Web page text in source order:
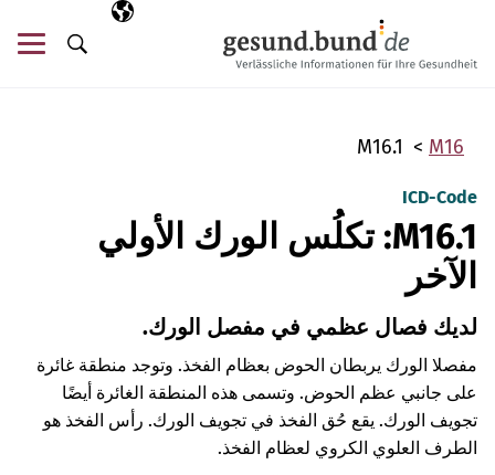
اللغة المختارة
AR
البحث
M16
M16.1
ICD-Code
M16.1: تكلُس الورك الأولي
الآخر
لديك فصال عظمي في مفصل الورك.
مفصلا الورك يربطان الحوض بعظام الفخذ. وتوجد منطقة غائرة
على جانبي عظم الحوض. وتسمى هذه المنطقة الغائرة أيضًا
تجويف الورك. يقع حُق الفخذ في تجويف الورك. رأس الفخذ هو
الطرف العلوي الكروي لعظام الفخذ.